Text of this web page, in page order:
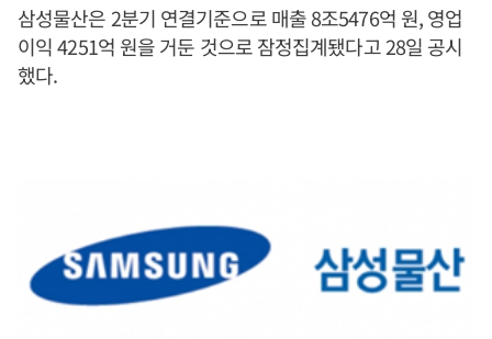
삼성물산은 2분기 연결기준으로 매출 8조5476억 원, 영업
이익 4251억 원을 거둔 것으로 잠정집계됐다고 28일 공시
했다.